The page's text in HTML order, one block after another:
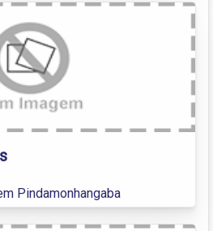
Pindamonhangaba